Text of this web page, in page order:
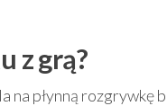
z grą?
na płynną rozgrywkę